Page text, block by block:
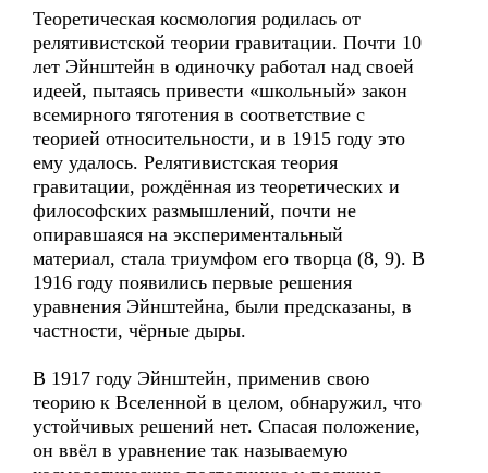
Теоретическая космология родилась от
релятивистской теории гравитации. Почти 10
лет Эйнштейн в одиночку работал над своей
идеей, пытаясь привести «школьный» закон
всемирного тяготения в соответствие с
теорией относительности, и в 1915 году это
ему удалось. Релятивистская теория
гравитации, рождённая из теоретических и
философских размышлений, почти не
опиравшаяся на экспериментальный
материал, стала триумфом его творца (8, 9). В
1916 году появились первые решения
уравнения Эйнштейна, были предсказаны, в
частности, чёрные дыры.
В 1917 году Эйнштейн, применив свою
теорию к Вселенной в целом, обнаружил, что
устойчивых решений нет. Спасая положение,
он ввёл в уравнение так называемую